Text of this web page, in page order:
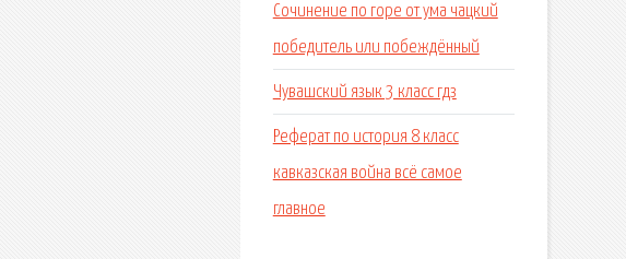
Сочинение по горе от ума чацкий
победитель или побеждённый
Чувашский язык 3 класс гдз
Реферат по история 8 класс
кавказская война всё самое
главное